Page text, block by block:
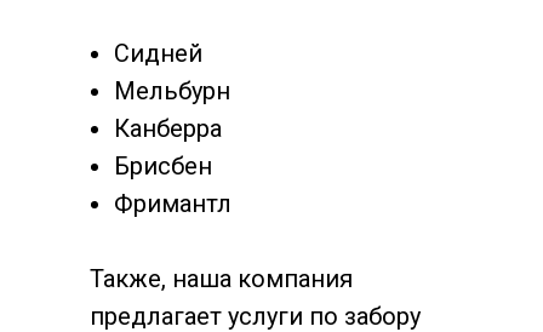
Сидней
Мельбурн
Канберра
Брисбен
Фримантл
Также, наша компания
предлагает услуги по забору